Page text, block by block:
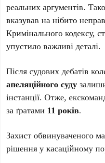
реальних аргументів.
вказував на нібито
Кримінального кодексу,
упустило важливі деталі.
Після судових дебатів
апеляційного суду
інстанції. Отже,
за ґратами 11 років.
Захист обвинуваченого
рішення у касаційному